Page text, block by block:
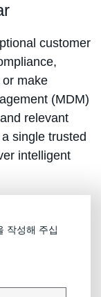
customer
make
(MDM)
relevant
single trusted
intelligent
작성해 주십